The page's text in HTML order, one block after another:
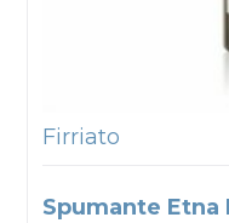
Firriato
Spumante Etna